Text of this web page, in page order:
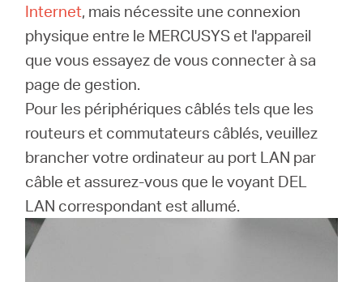
Internet, mais nécessite une connexion
physique entre le MERCUSYS et l'appareil
que vous essayez de vous connecter à sa
page de gestion.
Pour les périphériques câblés tels que les
routeurs et commutateurs câblés, veuillez
brancher votre ordinateur au port LAN par
câble et assurez-vous que le voyant DEL
LAN correspondant est allumé.